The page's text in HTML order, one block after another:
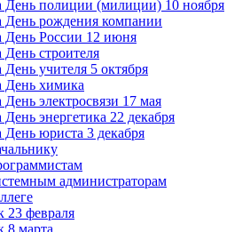
День полиции (милиции) 10 ноября
День рождения компании
День России 12 июня
строителя
учителя 5 октября
День химика
электросвязи 17 мая
энергетика 22 декабря
юриста 3 декабря
администраторам
23 февраля